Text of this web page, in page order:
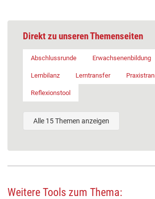
Direkt zu unseren Themenseiten
Abschlussrunde Erwachsenenbildung
Lernbilanz Lerntransfer
Reflexionstool
Alle 15 Themen anzeigen
Weitere Tools zum Thema: